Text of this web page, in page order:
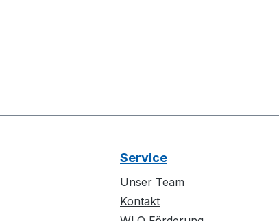
Service
Unser Team
Kontakt